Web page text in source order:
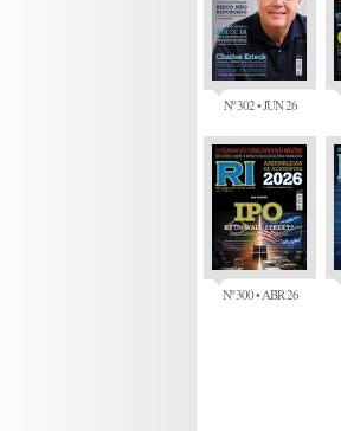
Nº 302 • JUN 26
Nº 300 • ABR 26